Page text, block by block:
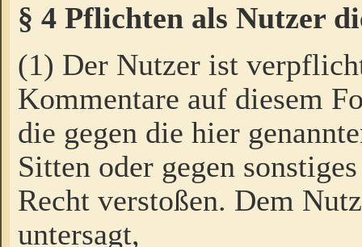
§ 4 Pflichten als Nutzer
(1) Der Nutzer ist
Kommentare auf diesem
die gegen die hier
Sitten oder gegen
Recht verstoßen. Dem
untersagt,